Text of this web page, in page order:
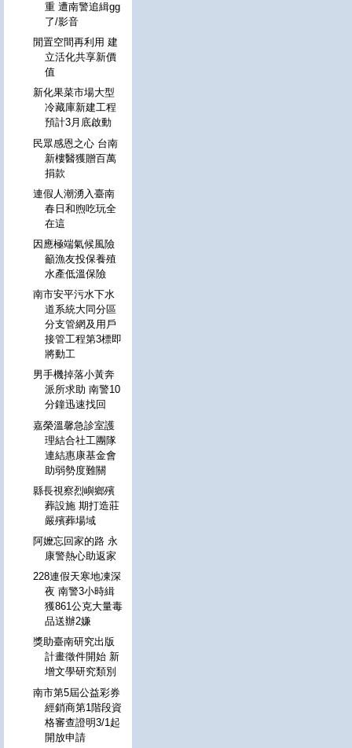
重 遭南警追緝gg
了/影音
閒置空間再利用 建
立活化共享新價
值
新化果菜市場大型
冷藏庫新建工程
預計3月底啟動
民眾感恩之心 台南
新樓醫獲贈百萬
捐款
連假人潮湧入臺南
春日和煦吃玩全
在這
因應極端氣候風險
籲漁友投保養殖
水產低溫保險
南市安平污水下水
道系統大同分區
分支管網及用戶
接管工程第3標即
將動工
男手機掉落小黃奔
派所求助 南警10
分鐘迅速找回
嘉榮溫馨急診室護
理結合社工團隊
連結惠康基金會
助弱勢度難關
縣長視察烈嶼鄉殯
葬設施 期打造莊
嚴殯葬場域
阿嬤忘回家的路 永
康警熱心助返家
228連假天寒地凍深
夜 南警3小時緝
獲861公克大量毒
品送辦2嫌
獎助臺南研究出版
計畫徵件開始 新
增文學研究類別
南市第5屆公益彩券
經銷商第1階段資
格審查證明3/1起
開放申請